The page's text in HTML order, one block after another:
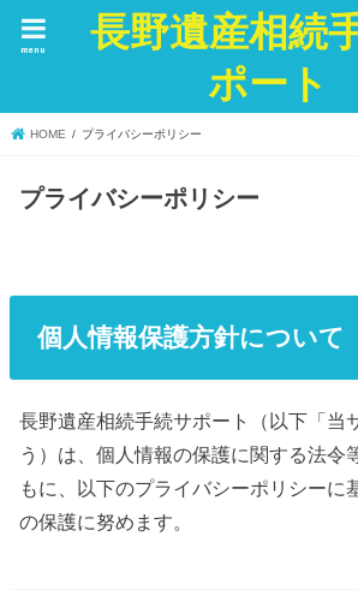
長野遺産相続
ポート
menu
HOME プライバシーポリシー
プライバシーポリシー
個人情報保護方針について
長野遺産相続手続サポート（以下「当
う）は、個人情報の保護に関する法令
もに、以下のプライバシーポリシーに
の保護に努めます。